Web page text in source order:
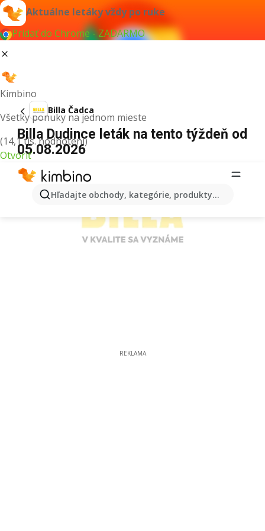
Aktuálne letáky vždy po ruke
Pridať do Chrome - ZADARMO
Kimbino
Všetky ponuky na jednom mieste
(14,1 tis. hodnotení)
Otvoriť
Hľadajte obchody, kategórie, produkty...
Billa Čadca
Billa Dudince leták na tento týždeň od
05.08.2026
REKLAMA